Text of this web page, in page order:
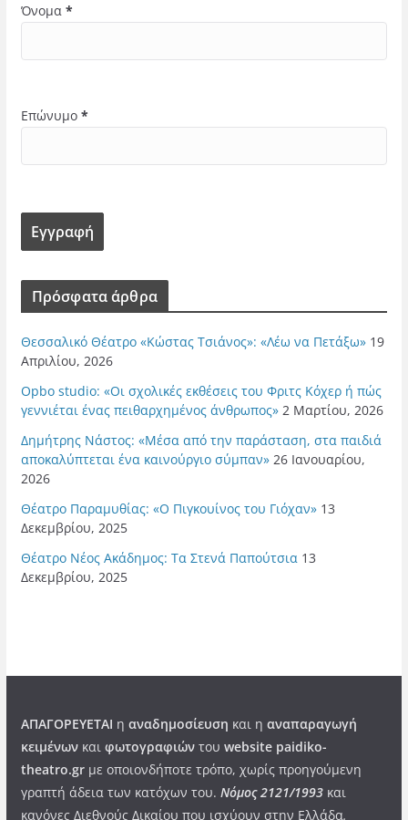
Όνομα *
Επώνυμο *
Πρόσφατα άρθρα
Θεσσαλικό Θέατρο «Κώστας Τσιάνος»: «Λέω να Πετάξω» 19
Απριλίου, 2026
Opbo studio: «Οι σχολικές εκθέσεις του Φριτς Κόχερ ή πώς
γεννιέται ένας πειθαρχημένος άνθρωπος» 2 Μαρτίου, 2026
Δημήτρης Νάστος: «Μέσα από την παράσταση, στα παιδιά
αποκαλύπτεται ένα καινούργιο σύμπαν» 26 Ιανουαρίου,
2026
Θέατρο Παραμυθίας: «Ο Πιγκουίνος του Γιόχαν» 13
Δεκεμβρίου, 2025
Θέατρο Νέος Ακάδημος: Τα Στενά Παπούτσια 13
Δεκεμβρίου, 2025
ΑΠΑΓΟΡΕΥΕΤΑΙ η αναδημοσίευση και η αναπαραγωγή
κειμένωνκαι φωτογραφιώντου website paidiko-
theatro.grμε οποιονδήποτε τρόπο, χωρίς προηγούμενη
γραπτή άδεια των κατόχων του. Νόμος 2121/1993και
κανόνες Διεθνούς Δικαίου που ισχύουν στην Ελλάδα.